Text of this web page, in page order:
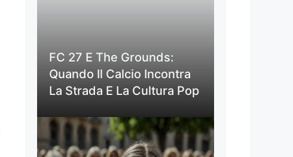
FC 27 E The Grounds:
Quando Il Calcio Incontra
La Strada E La Cultura Pop